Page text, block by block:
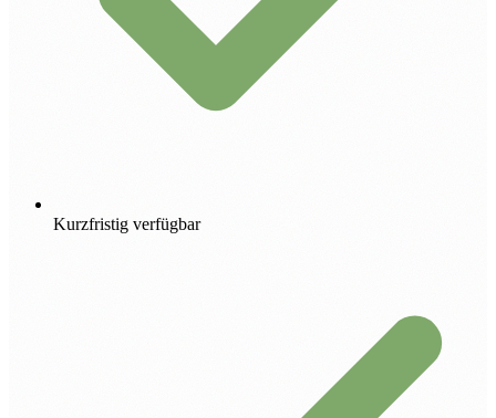
Kurzfristig verfügbar